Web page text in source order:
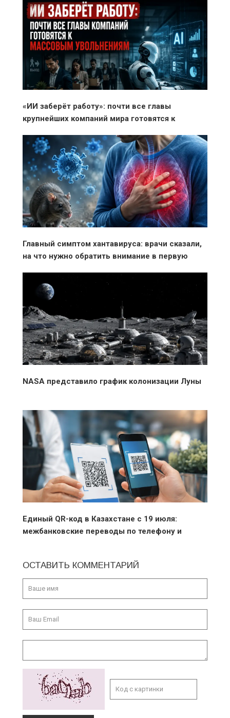
«ИИ заберёт работу»: почти все главы
крупнейших компаний мира готовятся к
Главный симптом хантавируса: врачи сказали,
на что нужно обратить внимание в первую
NASA представило график колонизации Луны
Единый QR-код в Казахстане с 19 июля:
межбанковские переводы по телефону и
ОСТАВИТЬ КОММЕНТАРИЙ